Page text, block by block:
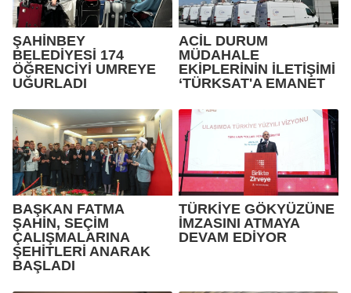
ŞAHİNBEY
BELEDİYESİ 174
ÖĞRENCİYİ UMREYE
UĞURLADI
ACİL DURUM
MÜDAHALE
EKİPLERİNİN İLETİŞİMİ
‘TÜRKSAT'A EMANET
BAŞKAN FATMA
ŞAHİN, SEÇİM
ÇALIŞMALARINA
ŞEHİTLERİ ANARAK
BAŞLADI
TÜRKİYE GÖKYÜZÜNE
İMZASINI ATMAYA
DEVAM EDİYOR